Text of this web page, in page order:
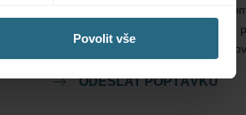
Povolit vše
o
Zašlete nám svou poptávku,
nejlepší možnou nabídku. Rádi vám
informace, které jste na našich
ODESLAT POPTÁVKU